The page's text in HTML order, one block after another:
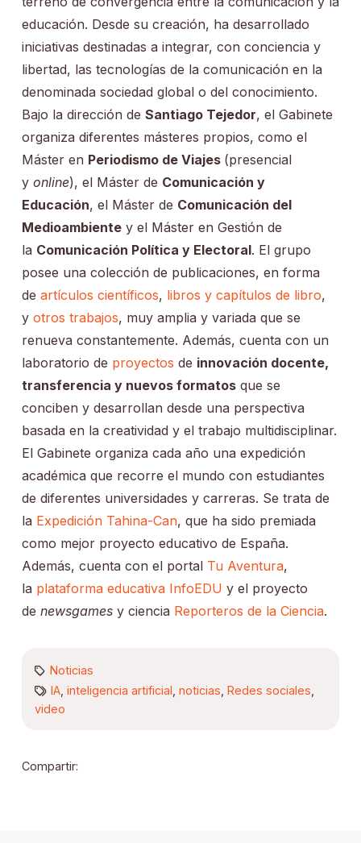
educación. Desde su creación, ha desarrollado
iniciativas destinadas a integrar, con conciencia y
libertad, las tecnologías de la comunicación en la
denominada sociedad global o del conocimiento.
Bajo la dirección de Santiago Tejedor, el Gabinete
organiza diferentes másteres propios, como el
Máster en Periodismo de Viajes (presencial
y online), el Máster de Comunicación y
Educación, el Máster de Comunicación del
Medioambientey el Máster en Gestión de
la Comunicación Política y Electoral. El grupo
posee una colección de publicaciones, en forma
de artículos científicos, libros y capítulos de libro,
y otros trabajos, muy amplia y variada que se
renueva constantemente. Además, cuenta con un
laboratorio de proyectos de innovación docente,
transferencia y nuevos formatosque se
conciben y desarrollan desde una perspectiva
basada en la creatividad y el trabajo multidisciplinar.
El Gabinete organiza cada año una expedición
académica que recorre el mundo con estudiantes
de diferentes universidades y carreras. Se trata de
la Expedición Tahina-Can, que ha sido premiada
como mejor proyecto educativo de España.
Además, cuenta con el portal Tu Aventura,
la plataforma educativa InfoEDU y el proyecto
de newsgamesy ciencia Reporteros de la Ciencia.
Noticias
IA, inteligencia artificial noticias Redes sociales
video
Compartir: